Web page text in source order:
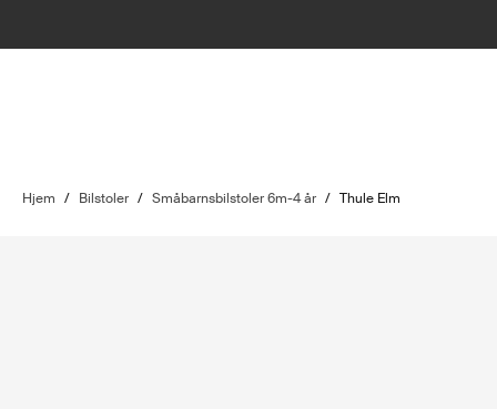
Hjem / Bilstoler / Småbarnsbilstoler 6m-4 år / Thule Elm